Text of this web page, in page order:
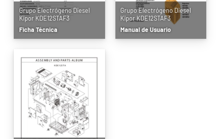
Grupo Electrógeno Diesel
Kipor KDE12STAF3
Ficha Técnica
Grupo Electrógeno Diesel
Kipor KDE12STAF3
Manual de Usuario